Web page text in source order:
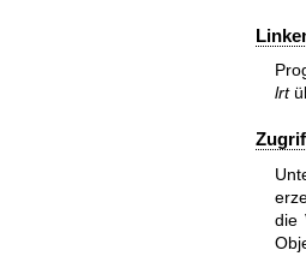
lrt
die